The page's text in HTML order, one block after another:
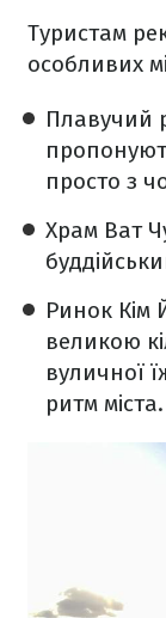
Туристам
особливих
Плавучий
просто з
Храм Ват
Ринок Кім
великою
вуличної
ритм міста.